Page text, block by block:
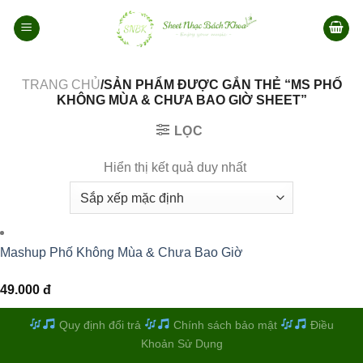
qua
TRANG CHỦ/SẢN PHẨM ĐƯỢC GẮN THẺ “MS PHỐ
KHÔNG MÙA & CHƯA BAO GIỜ SHEET”
LỌC
Hiển thị kết quả duy nhất
Mashup Phố Không Mùa & Chưa Bao Giờ
49.000 đ
Quy định đổi trả Chính sách bảo mật
Điều
Khoản Sử Dụng